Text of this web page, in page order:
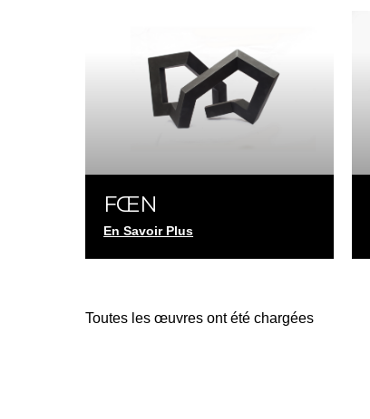
FŒN
En Savoir Plus
Toutes les œuvres ont été chargées